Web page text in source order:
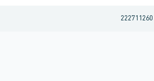
222711260